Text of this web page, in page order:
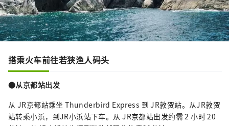
搭乘火车前往若狭渔人码头
●从京都站出发
从 JR京都站乘坐 Thunderbird Express 到 JR敦贺站。从JR敦贺
站转乘小浜，到JR小浜站下车。从 JR京都站出发约需 2 小时 20